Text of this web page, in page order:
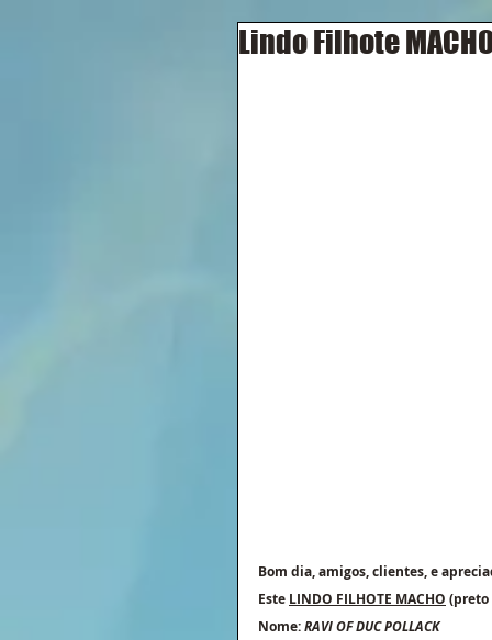
Lindo Filhote
Bom dia, amigos, clientes, e
Este LINDO FILHOTE MACHO (preto
Nome: RAVI OF DUC POLLACK